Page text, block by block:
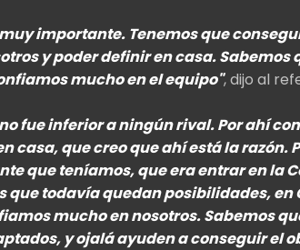
importante. Tenemos que
y poder definir en casa. Sabemos
mucho en el equipo", dijo al
no fue inferior a ningún rival. Por ahí
casa, que creo que ahí está la razón.
que teníamos, que era entrar en la
que todavía quedan posibilidades, en
mucho en nosotros. Sabemos
y ojalá ayuden a conseguir el